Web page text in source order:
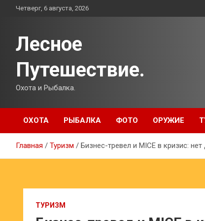
ПерейтиЧетверг, 6 августа, 2026
Лесное
Путешествие.
Охота и Рыбалка.
ОХОТА РЫБАЛКА ФОТО ОРУЖИЕ
Главная Туризм Бизнес-тревел и MICE в кризис: нет
ТУРИЗМ